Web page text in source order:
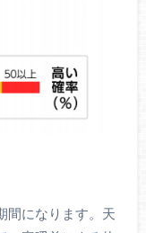
間になります。天